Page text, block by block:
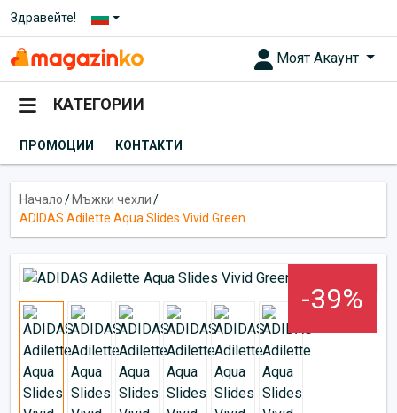
Здравейте!
Моят Акаунт
КАТЕГОРИИ
ПРОМОЦИИ КОНТАКТИ
Начало/ Мъжки чехли/
ADIDAS Adilette Aqua Slides Vivid Green
-39%